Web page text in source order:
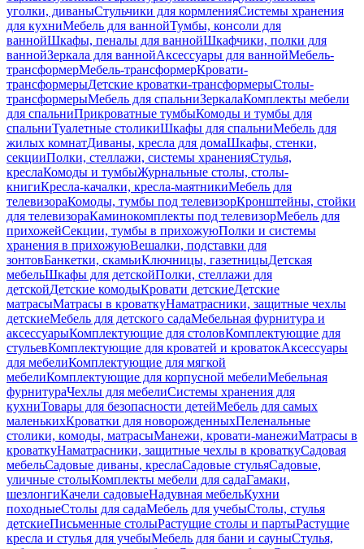
уголки, диваныСтульчики для кормленияСистемы хранения
для кухниМебель для ваннойТумбы, консоли для
ваннойШкафы, пеналы для ваннойШкафчики, полки для
ваннойЗеркала для ваннойАксессуары для ваннойМебель-
трансформерМебель-трансформерКровати-
трансформерыДетские кроватки-трансформерыСтолы-
трансформерыМебель для спальниЗеркалаКомплекты мебели
для спальниПрикроватные тумбыКомоды и тумбы для
спальниТуалетные столикиШкафы для спальниМебель для
жилых комнатДиваны, кресла для домаШкафы, стенки,
секцииПолки, стеллажи, системы храненияСтулья,
креслаКомоды и тумбыЖурнальные столы, столы-
книгиКресла-качалки, кресла-маятникиМебель для
телевизораКомоды, тумбы под телевизорКронштейны, стойки
для телевизораКаминокомплекты под телевизорМебель для
прихожейСекции, тумбы в прихожуюПолки и системы
хранения в прихожуюВешалки, подставки для
зонтовБанкетки, скамьиКлючницы, газетницыДетская
мебельШкафы для детскойПолки, стеллажи для
детскойДетские комодыКровати детскиеДетские
матрасыМатрасы в кроваткуНаматрасники, защитные чехлы
детскиеМебель для детского садаМебельная фурнитура и
аксессуарыКомплектующие для столовКомплектующие для
стульевКомплектующие для кроватей и кроватокАксессуары
для мебелиКомплектующие для мягкой
мебелиКомплектующие для корпусной мебелиМебельная
фурнитураЧехлы для мебелиСистемы хранения для
кухниТовары для безопасности детейМебель для самых
маленькихКроватки для новорожденныхПеленальные
столики, комоды, матрасыМанежи, кровати-манежиМатрасы в
кроваткуНаматрасники, защитные чехлы в кроваткуСадовая
мебельСадовые диваны, креслаСадовые стульяСадовые,
уличные столыКомплекты мебели для садаГамаки,
шезлонгиКачели садовыеНадувная мебельКухни
походныеСтолы для садаМебель для учебыСтолы, стулья
детскиеПисьменные столыРастущие столы и партыРастущие
кресла и стулья для учебыМебель для бани и сауныСтулья,